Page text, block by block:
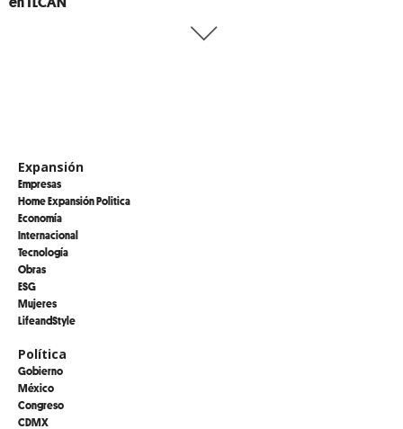
Expansión
Empresas
Home Expansión Politica
Economía
Internacional
Tecnología
Obras
ESG
Mujeres
LifeandStyle
Política
Gobierno
México
Congreso
CDMX